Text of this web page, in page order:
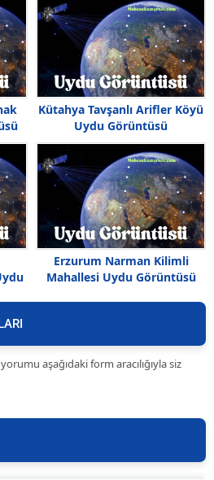
Kütahya Tavşanlı Arifler Köyü
Uydu Görüntüsü
Erzurum Narman Kilimli
Mahallesi Uydu Görüntüsü
aşağıdaki form aracılığıyla siz